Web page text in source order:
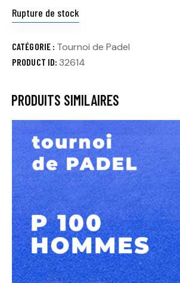
Rupture de stock
CATÉGORIE : Tournoi de Padel
PRODUCT ID: 32614
PRODUITS SIMILAIRES